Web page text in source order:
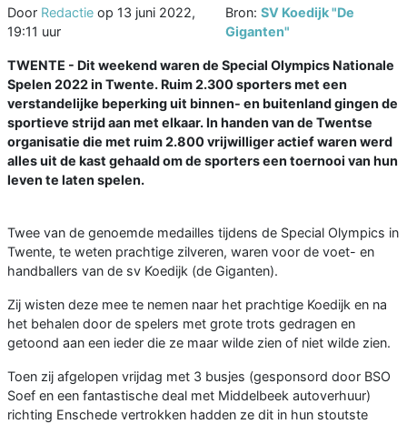
Door Redactie op 13 juni 2022,
19:11 uur
Bron: SV Koedijk "De
Giganten"
TWENTE - Dit weekend waren de Special Olympics Nationale
Spelen 2022 in Twente. Ruim 2.300 sporters met een
verstandelijke beperking uit binnen- en buitenland gingen de
sportieve strijd aan met elkaar. In handen van de Twentse
organisatie die met ruim 2.800 vrijwilliger actief waren werd
alles uit de kast gehaald om de sporters een toernooi van hun
leven te laten spelen.
Twee van de genoemde medailles tijdens de Special Olympics in
Twente, te weten prachtige zilveren, waren voor de voet- en
handballers van de sv Koedijk (de Giganten).
Zij wisten deze mee te nemen naar het prachtige Koedijk en na
het behalen door de spelers met grote trots gedragen en
getoond aan een ieder die ze maar wilde zien of niet wilde zien.
Toen zij afgelopen vrijdag met 3 busjes (gesponsord door BSO
Soef en een fantastische deal met Middelbeek autoverhuur)
richting Enschede vertrokken hadden ze dit in hun stoutste